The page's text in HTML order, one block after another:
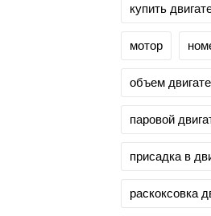
купить
мотор
объем
паровой
присадка в
раскоксовка